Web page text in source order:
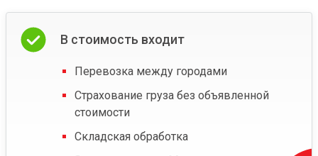
В стоимость входит
Перевозка между городами
Страхование груза без объявленной
стоимости
Складская обработка